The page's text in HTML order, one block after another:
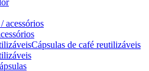
Cápsulas de café reutilizáveis